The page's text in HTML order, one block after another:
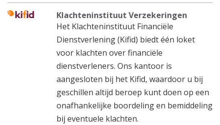
Klachteninstituut Verzekeringen
Het Klachteninstituut Financiële
Dienstverlening (Kifid) biedt één loket
voor klachten over financiële
dienstverleners. Ons kantoor is
aangesloten bij het Kifid, waardoor u bij
geschillen altijd beroep kunt doen op een
onafhankelijke boordeling en bemiddeling
bij eventuele klachten.